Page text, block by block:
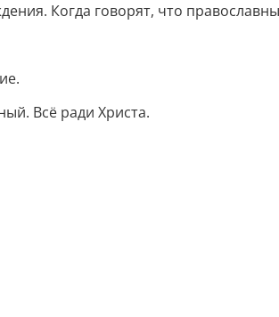
Когда говорят, что
Всё ради Христа.